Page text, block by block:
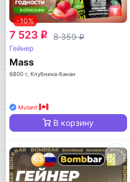
-10%
7 523 q 8 359q
Гейнер
Mass
6800 г, Клубника-банан
Mutant
В корзину